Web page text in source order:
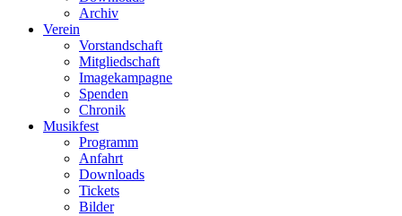
Archiv
Verein
Vorstandschaft
Mitgliedschaft
Imagekampagne
Spenden
Chronik
Musikfest
Programm
Anfahrt
Downloads
Tickets
Bilder